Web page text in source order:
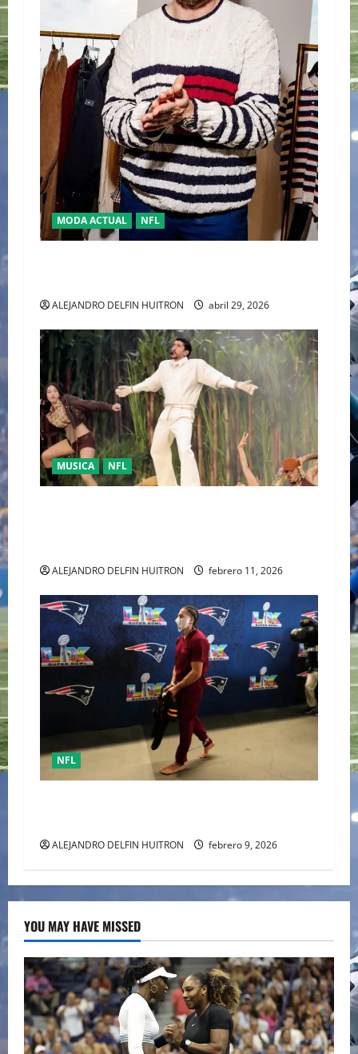
MODA ACTUAL NFL
ALEJANDRO DELFIN HUITRON abril 29, 2026
MUSICA NFL
ALEJANDRO DELFIN HUITRON febrero 11, 2026
NFL
ALEJANDRO DELFIN HUITRON febrero 9, 2026
YOU MAY HAVE MISSED